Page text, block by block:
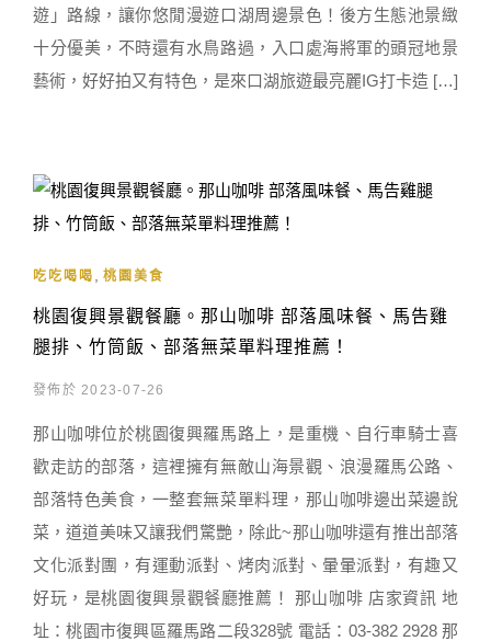
遊」路線，讓你悠閒漫遊口湖周邊景色！後方生態池景緻
十分優美，不時還有水鳥路過，入口處海將軍的頭冠地景
藝術，好好拍又有特色，是來口湖旅遊最亮麗IG打卡造 […]
吃吃喝喝 桃園美食
桃園復興景觀餐廳。那山咖啡 部落風味餐、馬告雞
腿排、竹筒飯、部落無菜單料理推薦！
發佈於 2023-07-26
那山咖啡位於桃園復興羅馬路上，是重機、自行車騎士喜
歡走訪的部落，這裡擁有無敵山海景觀、浪漫羅馬公路、
部落特色美食，一整套無菜單料理，那山咖啡邊出菜邊說
菜，道道美味又讓我們驚艷，除此~那山咖啡還有推出部落
文化派對團，有運動派對、烤肉派對、暈暈派對，有趣又
好玩，是桃園復興景觀餐廳推薦！ 那山咖啡 店家資訊 地
址：桃園市復興區羅馬路二段328號 電話：03-382 2928 那